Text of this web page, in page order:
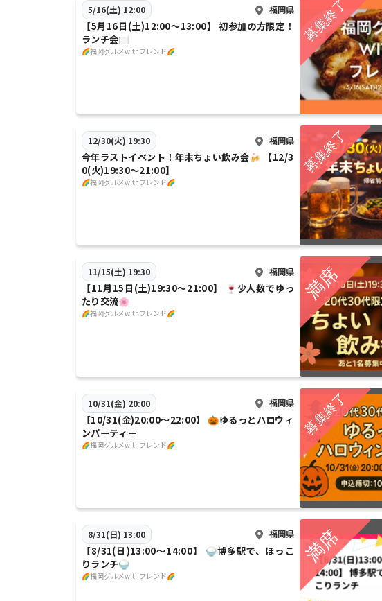
5/16(土) 12:00 福岡県
【5月16日(土)12:00〜13:00】 初参加の方限定！
ランチ会🍽️
🌈福岡グルメwithフレンド🌈
12/30(火) 19:30 福岡県
今年ラストイベント！年末ちょい飲み会🍻 【12/3
0(火)19:30〜21:00】
🌈福岡グルメwithフレンド🌈
11/15(土) 19:30 福岡県
【11月15日(土)19:30〜21:00】 🍷少人数でゆっ
たり交流🌸
🌈福岡グルメwithフレンド🌈
10/31(金) 20:00 福岡県
【10/31(金)20:00〜22:00】 🎃ゆるっとハロウィ
ンパーティー
🌈福岡グルメwithフレンド🌈
8/31(日) 13:00 福岡県
【8/31(日)13:00〜14:00】 🍚博多駅で、ほっこ
りランチ🍚
🌈福岡グルメwithフレンド🌈